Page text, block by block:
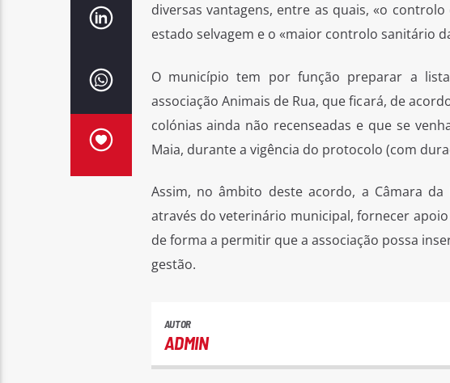
diversas vantagens, entre as quais, «o
estado selvagem e o «maior controlo sanitário
O município tem por função preparar a
associação Animais de Rua, que ficará, de
colónias ainda não recenseadas e que se
Maia, durante a vigência do protocolo (com
Assim, no âmbito deste acordo, a Câmara
através do veterinário municipal, fornecer
de forma a permitir que a associação possa
gestão.
AUTOR
ADMIN